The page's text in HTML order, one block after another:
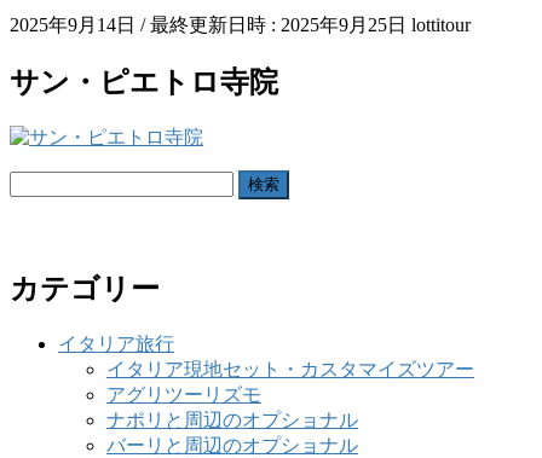
2025年9月14日 / 最終更新日時 : 2025年9月25日 lottitour
サン・ピエトロ寺院
カテゴリー
イタリア旅行
イタリア現地セット・カスタマイズツアー
アグリツーリズモ
ナポリと周辺のオプショナル
バーリと周辺のオプショナル